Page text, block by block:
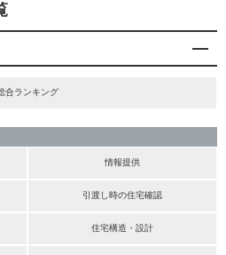
合ランキング
情報提供
引渡し時の住宅確認
住宅構造・設計